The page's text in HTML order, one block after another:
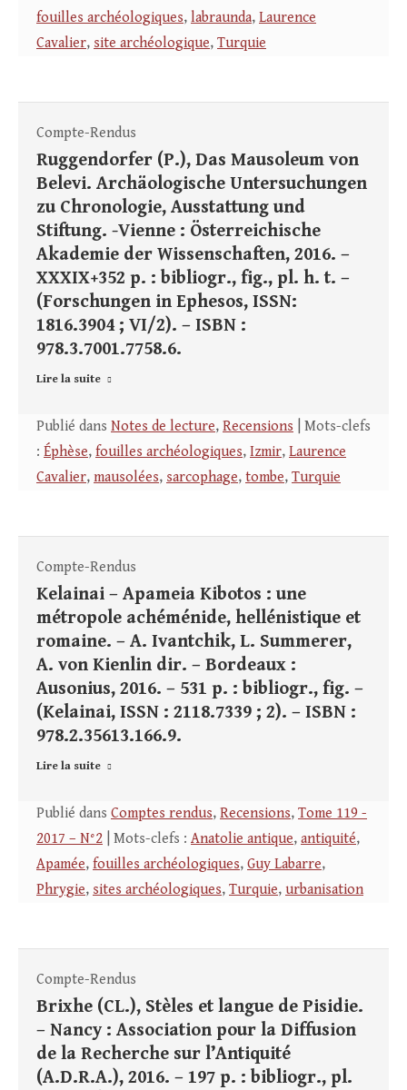
fouilles archéologiques, labraunda, Laurence
Cavalier, site archéologique, Turquie
Compte-Rendus
Ruggendorfer (P.), Das Mausoleum von
Belevi. Archäologische Untersuchungen
zu Chronologie, Ausstattung und
Stiftung. -Vienne : Österreichische
Akademie der Wissenschaften, 2016. –
XXXIX+352 p. : bibliogr., fig., pl. h. t. –
(Forschungen in Ephesos, ISSN:
1816.3904 ; VI/2). – ISBN :
978.3.7001.7758.6.
Lire la suite
Publié dans Notes de lecture, Recensions | Mots-clefs
: Éphèse, fouilles archéologiques, Izmir, Laurence
Cavalier, mausolées, sarcophage, tombe, Turquie
Compte-Rendus
Kelainai – Apameia Kibotos : une
métropole achéménide, hellénistique et
romaine. – A. Ivantchik, L. Summerer,
A. von Kienlin dir. – Bordeaux :
Ausonius, 2016. – 531 p. : bibliogr., fig. –
(Kelainai, ISSN : 2118.7339 ; 2). – ISBN :
978.2.35613.166.9.
Lire la suite
Publié dans Comptes rendus, Recensions, Tome 119 -
2017 – N°2 | Mots-clefs : Anatolie antique, antiquité,
Apamée, fouilles archéologiques, Guy Labarre,
Phrygie, sites archéologiques, Turquie, urbanisation
Compte-Rendus
Brixhe (CL.), Stèles et langue de Pisidie.
– Nancy : Association pour la Diffusion
de la Recherche sur l’Antiquité
(A.D.R.A.), 2016. – 197 p. : bibliogr., pl.